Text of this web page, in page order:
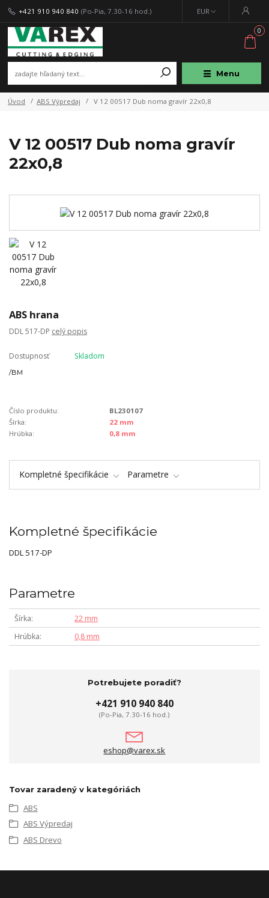
Menu
EUR
+421 910 940 840 (Po-Pia, 7.30-16 hod.)
0
Úvod ABS Výpredaj V 12 00517 Dub noma gravír 22x0,8
V 12 00517 Dub noma gravír
22x0,8
ABS hrana
DDL 517-DP celý popis
Dostupnosť Skladom
/BM
Číslo produktu:
BL230107
Šírka:
22 mm
Hrúbka:
0,8 mm
Kompletné špecifikácie Parametre
Kompletné špecifikácie
DDL 517-DP
Parametre
Šírka
22 mm
Hrúbka
0,8 mm
Potrebujete poradiť?
+421 910 940 840
(Po-Pia, 7.30-16 hod.)
eshop@varex.sk
Tovar zaradený v kategóriách
ABS
ABS Výpredaj
ABS Drevo